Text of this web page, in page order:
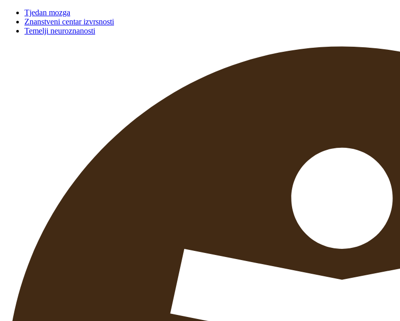
Tjedan mozga
Znanstveni centar izvrsnosti
Temelji neuroznanosti